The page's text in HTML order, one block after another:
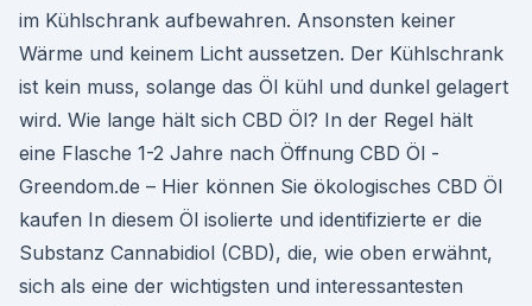
im Kühlschrank aufbewahren. Ansonsten keiner
Wärme und keinem Licht aussetzen. Der Kühlschrank
ist kein muss, solange das Öl kühl und dunkel gelagert
wird. Wie lange hält sich CBD Öl? In der Regel hält
eine Flasche 1-2 Jahre nach Öffnung CBD Öl -
Greendom.de – Hier können Sie ökologisches CBD Öl
kaufen In diesem Öl isolierte und identifizierte er die
Substanz Cannabidiol (CBD), die, wie oben erwähnt,
sich als eine der wichtigsten und interessantesten